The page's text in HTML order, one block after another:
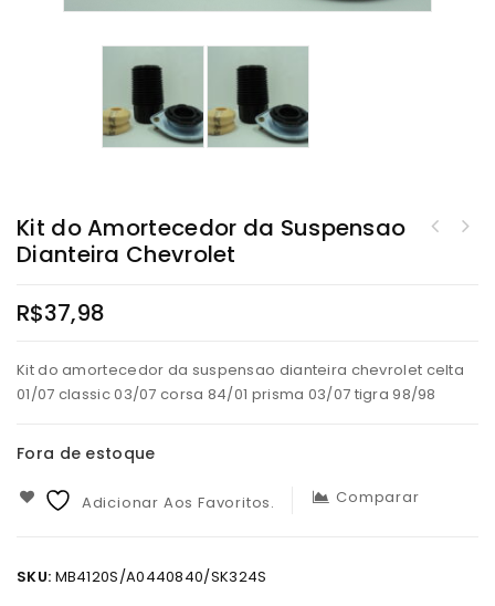
Kit do Amortecedor da Suspensao
Dianteira Chevrolet
R$37,98
Kit do amortecedor da suspensao dianteira chevrolet celta
01/07 classic 03/07 corsa 84/01 prisma 03/07 tigra 98/98
Fora de estoque
Adicionar Aos Favoritos. Comparar
SKU: MB4120S/A0440840/SK324S